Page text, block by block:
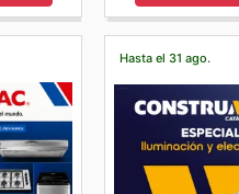
Hasta el 31 ago.